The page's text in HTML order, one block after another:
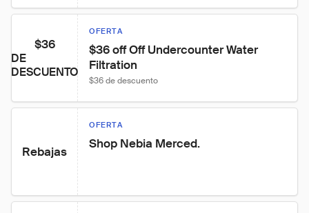
$36
DE
DESCUENTO
OFERTA
$36 off Off Undercounter Water
Filtration
$36 de descuento
Rebajas
OFERTA
Shop Nebia Merced.